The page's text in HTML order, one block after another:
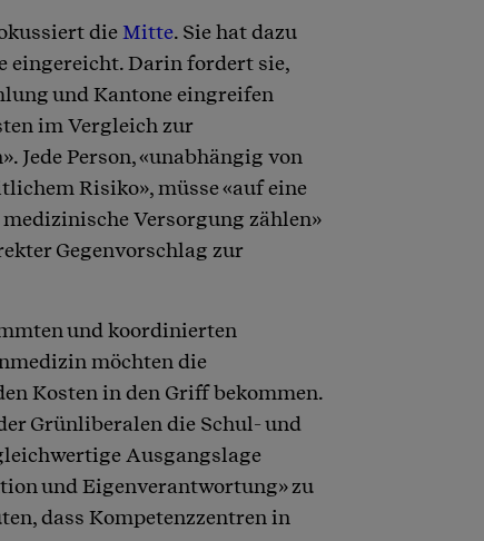
die Mitte. Sie hat dazu
eingereicht. Darin fordert sie,
und Kantone eingreifen
im Vergleich zur
Jede Person, «unabhängig von
Risiko», müsse «auf eine
Versorgung zählen»
Gegenvorschlag zur
und koordinierten
möchten die
Kosten in den Griff bekommen.
Grünliberalen die Schul- und
Ausgangslage
und Eigenverantwortung» zu
dass Kompetenzzentren in